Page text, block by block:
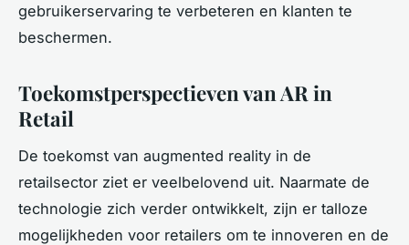
gebruikerservaring te verbeteren en klanten te
beschermen.
Toekomstperspectieven van AR in
Retail
De toekomst van augmented reality in de
retailsector ziet er veelbelovend uit. Naarmate de
technologie zich verder ontwikkelt, zijn er talloze
mogelijkheden voor retailers om te innoveren en de